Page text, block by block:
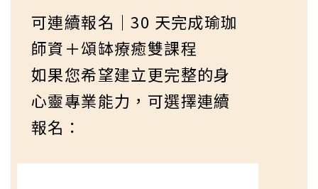
可連續報名｜30 天完成瑜珈
師資＋頌缽療癒雙課程
如果您希望建立更完整的身
心靈專業能力，可選擇連續
報名：